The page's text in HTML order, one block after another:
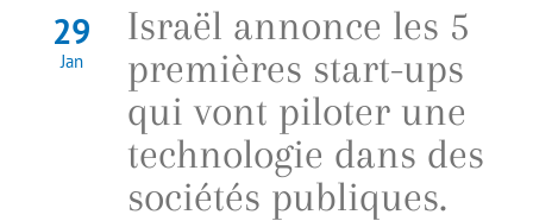
29
Jan
Israël annonce les 5
premières start-ups
qui vont piloter une
technologie dans des
sociétés publiques.